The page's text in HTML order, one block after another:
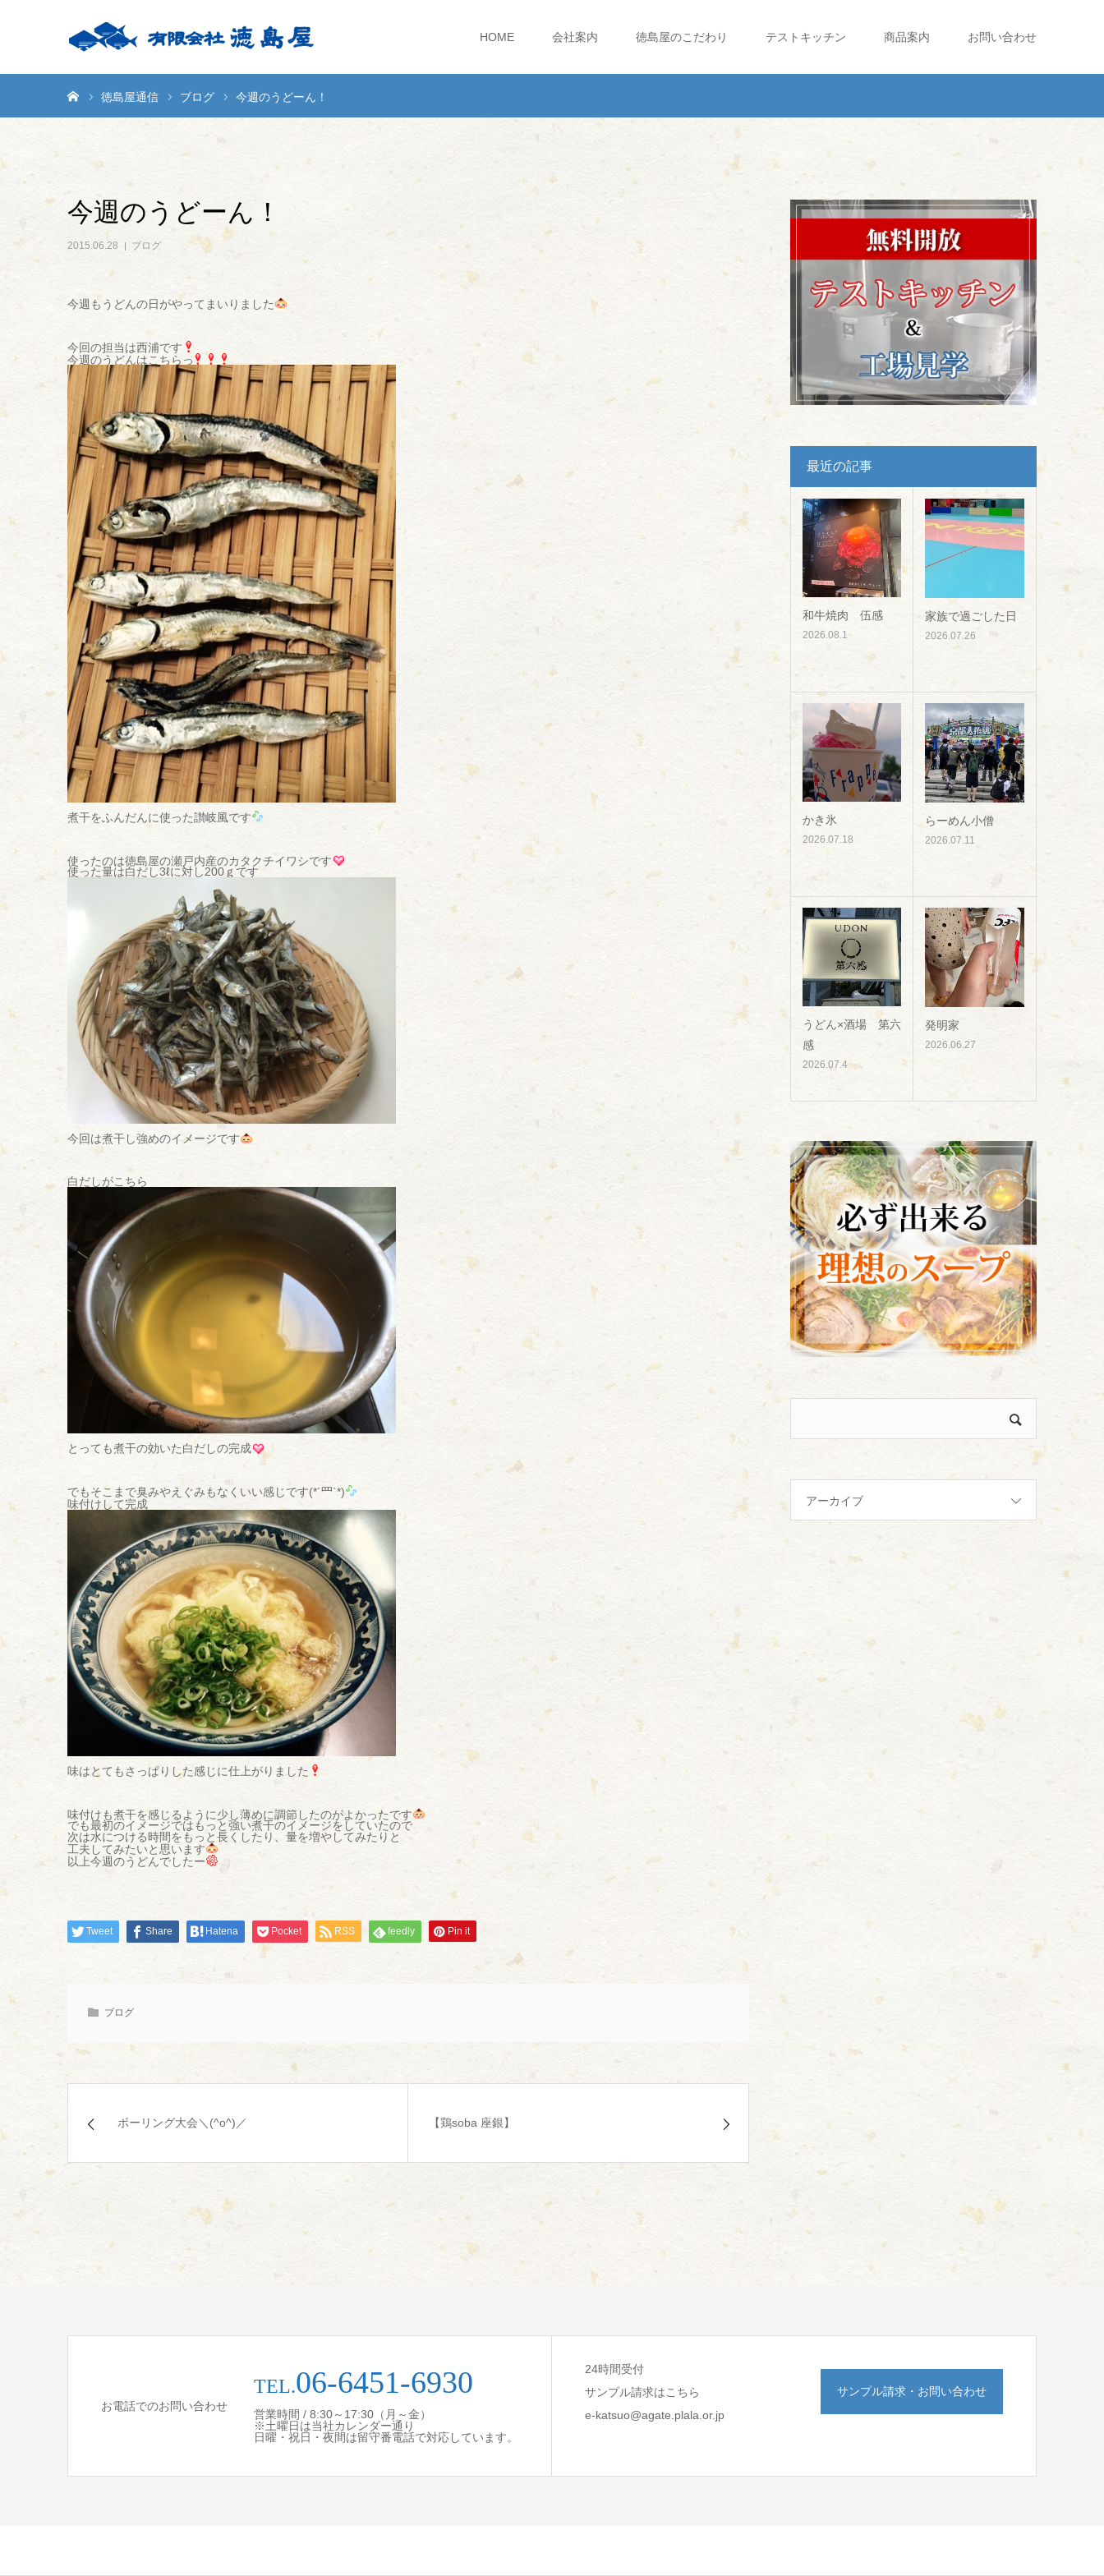
HOME 会社案内 徳島屋のこだわり テストキッチン 商品案内 お問い合わせ
徳島屋通信 ブログ 今週のうどーん！
今週のうどーん！
2015.06.28 ブログ
今週もうどんの日がやってまいりました
今回の担当は西浦です
今週のうどんはこちらっ
煮干をふんだんに使った讃岐風です
使ったのは徳島屋の瀬戸内産のカタクチイワシです
使った量は白だし3ℓに対し200ｇです
今回は煮干し強めのイメージです
白だしがこちら
とっても煮干の効いた白だしの完成
でもそこまで臭みやえぐみもなくいい感じです(*´罒`*)
味付けして完成
味はとてもさっぱりした感じに仕上がりました
味付けも煮干を感じるように少し薄めに調節したのがよかったです
でも最初のイメージではもっと強い煮干のイメージをしていたので
次は水につける時間をもっと長くしたり、量を増やしてみたりと
工夫してみたいと思います
以上今週のうどんでしたー
Tweet Share Hatena Pocket RSS feedly Pin it
ブログ
ボーリング大会＼(^o^)／ 【鶏soba 座銀】
最近の記事
和牛焼肉 伍感
2026.08.1
家族で過ごした日
2026.07.26
かき氷
2026.07.18
らーめん小僧
2026.07.11
うどん×酒場 第六
感
2026.07.4
発明家
2026.06.27
アーカイブ
お電話でのお問い合わせ
TEL.06-6451-6930
営業時間 / 8:30～17:30（月～金）
※土曜日は当社カレンダー通り
日曜・祝日・夜間は留守番電話で対応しています。
24時間受付
サンプル請求はこちら
e-katsuo@agate.plala.or.jp
サンプル請求・お問い合わせ